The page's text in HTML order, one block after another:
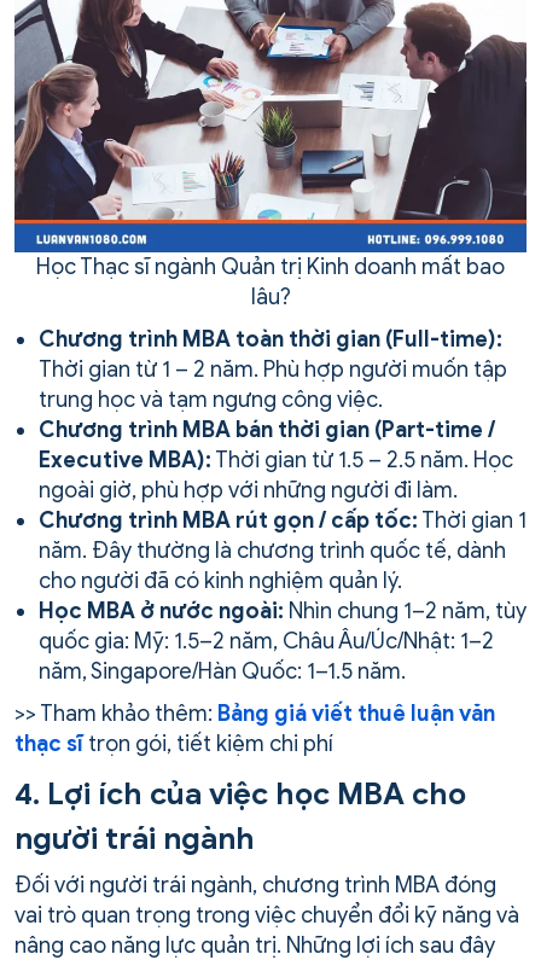
Học Thạc sĩ ngành Quản trị Kinh doanh mất bao
lâu?
Chương trình MBA toàn thời gian (Full-time):
Thời gian từ 1 – 2 năm. Phù hợp người muốn tập
trung học và tạm ngưng công việc.
Chương trình MBA bán thời gian (Part-time /
Executive MBA): Thời gian từ 1.5 – 2.5 năm. Học
ngoài giờ, phù hợp với những người đi làm.
Chương trình MBA rút gọn / cấp tốc: Thời gian 1
năm. Đây thường là chương trình quốc tế, dành
cho người đã có kinh nghiệm quản lý.
Học MBA ở nước ngoài: Nhìn chung 1–2 năm, tùy
quốc gia: Mỹ: 1.5–2 năm, Châu Âu/Úc/Nhật: 1–2
năm, Singapore/Hàn Quốc: 1–1.5 năm.
>> Tham khảo thêm: Bảng giá viết thuê luận văn
thạc sĩtrọn gói, tiết kiệm chi phí
4. Lợi ích của việc học MBA cho
người trái ngành
Đối với người trái ngành, chương trình MBA đóng
vai trò quan trọng trong việc chuyển đổi kỹ năng và
nâng cao năng lực quản trị. Những lợi ích sau đây